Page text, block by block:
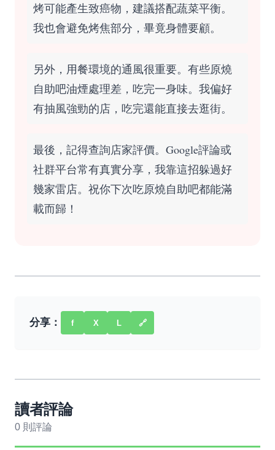
烤可能產生致癌物，建議搭配蔬菜平衡。
我也會避免烤焦部分，畢竟身體要顧。
另外，用餐環境的通風很重要。有些原燒
自助吧油煙處理差，吃完一身味。我偏好
有抽風強勁的店，吃完還能直接去逛街。
最後，記得查詢店家評價。Google評論或
社群平台常有真實分享，我靠這招躲過好
幾家雷店。祝你下次吃原燒自助吧都能滿
載而歸！
分享： f X L 🔗
讀者評論
0 則評論